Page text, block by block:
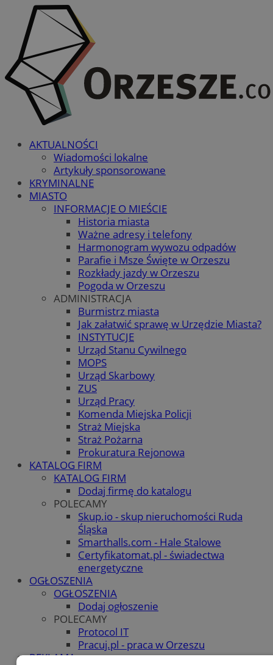
AKTUALNOŚCI
Wiadomości lokalne
Artykuły sponsorowane
KRYMINALNE
MIASTO
INFORMACJE O MIEŚCIE
Historia miasta
Ważne adresy i telefony
Harmonogram wywozu odpadów
Parafie i Msze Święte w Orzeszu
Rozkłady jazdy w Orzeszu
Pogoda w Orzeszu
ADMINISTRACJA
Burmistrz miasta
Jak załatwić sprawę w Urzędzie Miasta?
INSTYTUCJE
Urząd Stanu Cywilnego
MOPS
Urząd Skarbowy
ZUS
Urząd Pracy
Komenda Miejska Policji
Straż Miejska
Straż Pożarna
Prokuratura Rejonowa
KATALOG FIRM
KATALOG FIRM
Dodaj firmę do katalogu
POLECAMY
Skup.io - skup nieruchomości Ruda
Śląska
Smarthalls.com - Hale Stalowe
Certyfikatomat.pl - świadectwa
energetyczne
OGŁOSZENIA
OGŁOSZENIA
Dodaj ogłoszenie
POLECAMY
Protocol IT
Pracuj.pl - praca w Orzeszu
REKLAMA